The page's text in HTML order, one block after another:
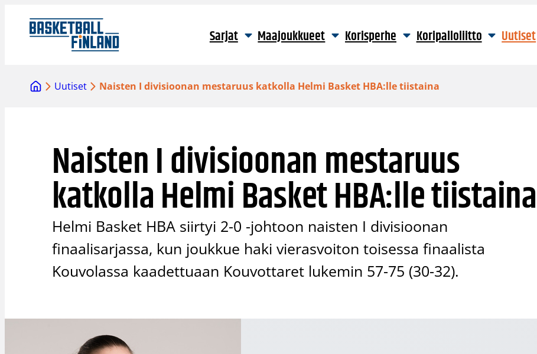
sisältöön
Sarjat Maajoukkueet Korisperhe Koripalloliitto Uutiset
Uutiset Naisten I divisioonan mestaruus katkolla Helmi Basket HBA:lle tiistaina
Naisten I divisioonan mestaruus
katkolla Helmi Basket HBA:lle tiistaina
Helmi Basket HBA siirtyi 2-0 -johtoon naisten I divisioonan
finaalisarjassa, kun joukkue haki vierasvoiton toisessa finaalista
Kouvolassa kaadettuaan Kouvottaret lukemin 57-75 (30-32).